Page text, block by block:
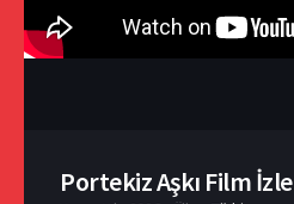
Portekiz Aşkı Film İzle